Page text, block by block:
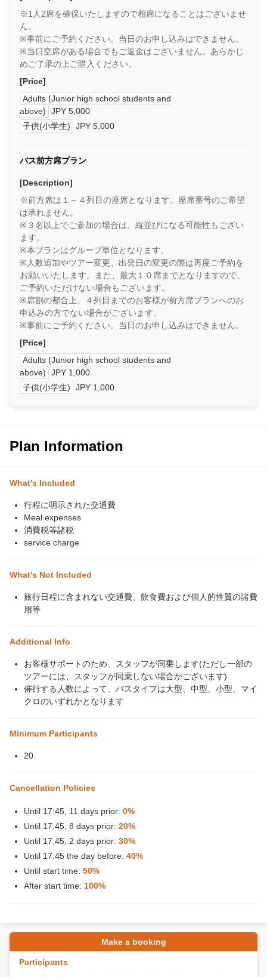
※1人2席を確保いたしますので相席になることはございませ
ん。
※事前にご予約ください。当日のお申し込みはできません。
※当日空席がある場合でもご返金はございません。あらかじ
めご了承の上ご購入ください。
[Price]
Adults (Junior high school students and
above)
JPY 5,000
子供(小学生)
JPY 5,000
バス前方席プラン
[Description]
※前方席は１～４列目の座席となります。座席番号のご希望
は承れません。
※３名以上でご参加の場合は、縦並びになる可能性もござい
ます。
※本プランはグループ単位となります。
※人数追加やツアー変更、出発日の変更の際は再度ご予約を
お願いいたします。また、最大１０席までとなりますので、
ご予約いただけない場合もございます。
※席割の都合上、４列目までのお客様が前方席プランへのお
申込みの方でない場合がございます。
※事前にご予約ください。当日のお申し込みはできません。
[Price]
Adults (Junior high school students and
above)
JPY 1,000
子供(小学生)
JPY 1,000
Plan Information
What's Included
行程に明示された交通費
Meal expenses
消費税等諸税
service charge
What's Not Included
旅行日程に含まれない交通費、飲食費および個人的性質の諸費
用等
Additional Info
お客様サポートのため、スタッフが同乗します(ただし一部の
ツアーには、スタッフが同乗しない場合がございます)
催行する人数によって、バスタイプは大型、中型、小型、マイ
クロのいずれかとなります
Minimum Participants
20
Cancellation Policies
Until 17:45, 11 days prior: 0%
Until 17:45, 8 days prior: 20%
Until 17:45, 2 days prior: 30%
Until 17:45 the day before: 40%
Until start time: 50%
After start time: 100%
Make a booking
Participants